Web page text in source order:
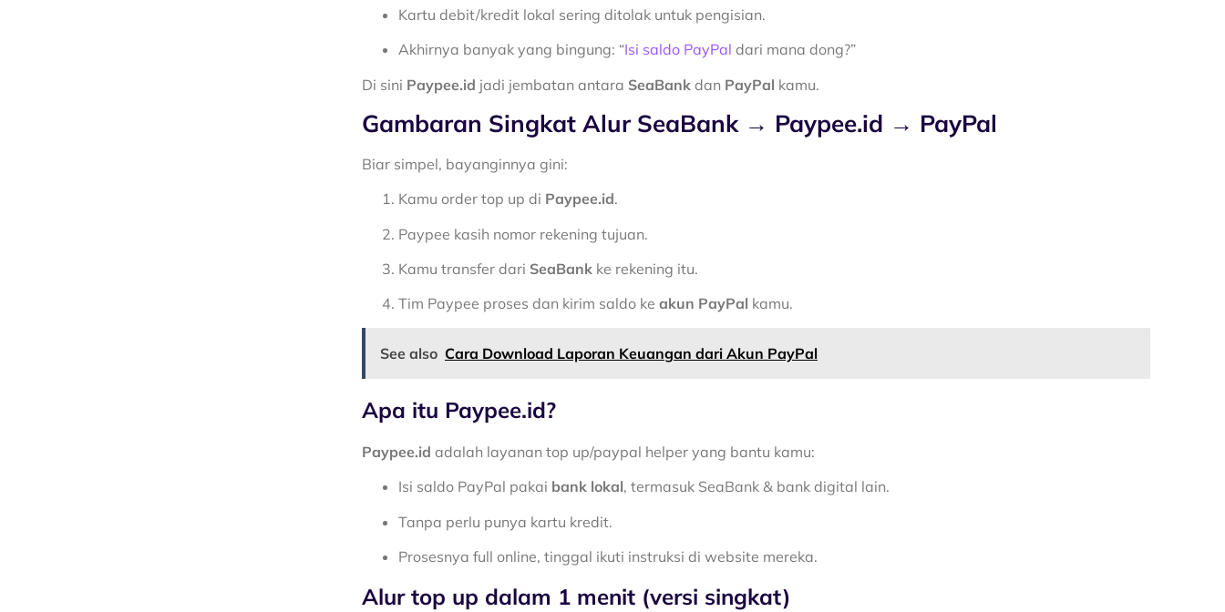
Kartu debit/kredit lokal sering ditolak untuk pengisian.
Akhirnya banyak yang bingung: “Isi saldo PayPal dari mana dong?”
Di sini Paypee.id jadi jembatan antara SeaBank dan PayPal kamu.
Gambaran Singkat Alur SeaBank → Paypee.id → PayPal
Biar simpel, bayanginnya gini:
Kamu order top up di Paypee.id.
Paypee kasih nomor rekening tujuan.
Kamu transfer dari SeaBank ke rekening itu.
Tim Paypee proses dan kirim saldo ke akun PayPal kamu.
See also Cara Download Laporan Keuangan dari Akun PayPal
Apa itu Paypee.id?
Paypee.id adalah layanan top up/paypal helper yang bantu kamu:
Isi saldo PayPal pakai bank lokal, termasuk SeaBank & bank digital lain.
Tanpa perlu punya kartu kredit.
Prosesnya full online, tinggal ikuti instruksi di website mereka.
Alur top up dalam 1 menit (versi singkat)